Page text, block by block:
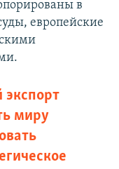
в
европейские
миру